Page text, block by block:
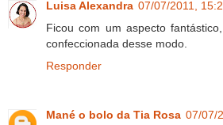
Luisa Alexandra 07/07/2011,
Ficou com um aspecto
confeccionada desse modo.
Responder
Mané o bolo da Tia Rosa 07/07/